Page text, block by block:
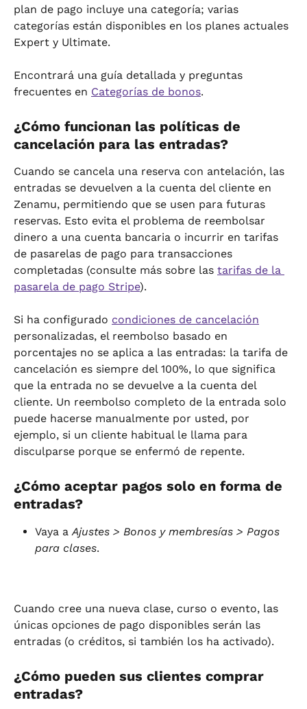
plan de pago incluye una categoría; varias
categorías están disponibles en los planes actuales
Expert y Ultimate.
Encontrará una guía detallada y preguntas
frecuentes en Categorías de bonos.
¿Cómo funcionan las políticas de
cancelación para las entradas?
Cuando se cancela una reserva con antelación, las
entradas se devuelven a la cuenta del cliente en
Zenamu, permitiendo que se usen para futuras
reservas. Esto evita el problema de reembolsar
dinero a una cuenta bancaria o incurrir en tarifas
de pasarelas de pago para transacciones
completadas (consulte más sobre las tarifas de la
pasarela de pago Stripe).
Si ha configurado condiciones de cancelación
personalizadas, el reembolso basado en
porcentajes no se aplica a las entradas: la tarifa de
cancelación es siempre del 100%, lo que significa
que la entrada no se devuelve a la cuenta del
cliente. Un reembolso completo de la entrada solo
puede hacerse manualmente por usted, por
ejemplo, si un cliente habitual le llama para
disculparse porque se enfermó de repente.
¿Cómo aceptar pagos solo en forma de
entradas?
Vaya a Ajustes > Bonos y membresías > Pagos
para clases.
Cuando cree una nueva clase, curso o evento, las
únicas opciones de pago disponibles serán las
entradas (o créditos, si también los ha activado).
¿Cómo pueden sus clientes comprar
entradas?